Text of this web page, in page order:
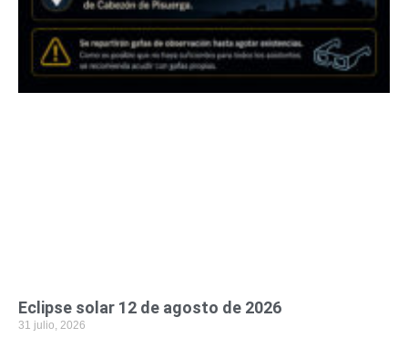
Eclipse solar 12 de agosto de 2026
31 julio, 2026